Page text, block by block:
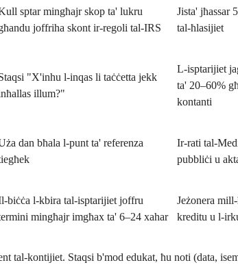
sptar mingħajr skop ta' lukru
joffriha skont ir-regoli tal-IRS
Jista' jħassar
tal-ħlasijiet
"X'inhu l-inqas li taċċetta jekk
illum?"
L-isptarijiet
ta' 20–60%
kontanti
dan bħala l-punt ta' referenza
Ir-rati tal-
pubbliċi u
biċċa l-kbira tal-isptarijiet joffru
mingħajr imgħax ta' 6–24 xahar
Jeżonera
kreditu u l-
tal-kontijiet. Staqsi b'mod edukat, ħu noti (data,